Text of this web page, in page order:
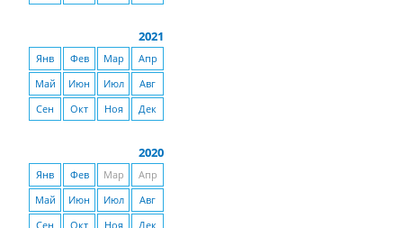
2021
Янв Фев Мар
Апр
Май
Июн Июл
Авг
Сен
Окт Ноя Дек
2020
Янв Фев Мар
Апр
Май
Июн Июл
Авг
Сен
Окт Ноя Дек